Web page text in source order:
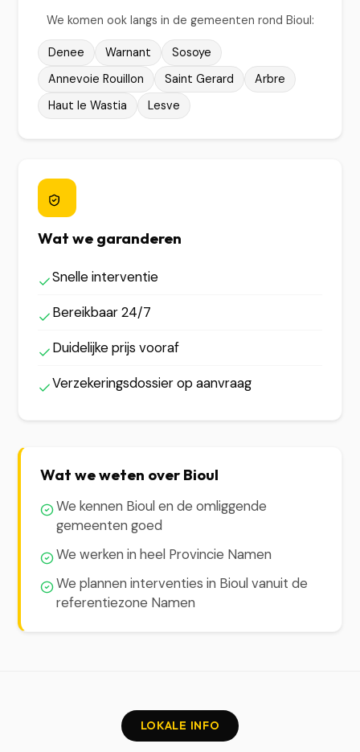
We komen ook langs in de gemeenten rond Bioul:
Denee Warnant
Sosoye
Annevoie Rouillon
Saint Gerard
Arbre
Haut le Wastia
Lesve
Wat we garanderen
Snelle interventie
Bereikbaar 24/7
Duidelijke prijs vooraf
Verzekeringsdossier op aanvraag
Wat we weten over Bioul
We kennen Bioul en de omliggende
gemeenten goed
We werken in heel Provincie Namen
We plannen interventies in Bioul vanuit de
referentiezone Namen
LOKALE INFO